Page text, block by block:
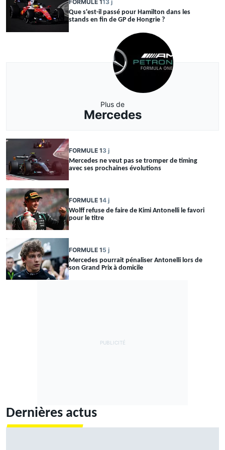
FORMULE 1 13 j
Que s'est-il passé pour Hamilton dans les
stands en fin de GP de Hongrie ?
Plus de
Mercedes
FORMULE 13 j
Mercedes ne veut pas se tromper de timing
avec ses prochaines évolutions
FORMULE 14 j
Wolff refuse de faire de Kimi Antonelli le favori
pour le titre
FORMULE 15 j
Mercedes pourrait pénaliser Antonelli lors de
son Grand Prix à domicile
Dernières actus